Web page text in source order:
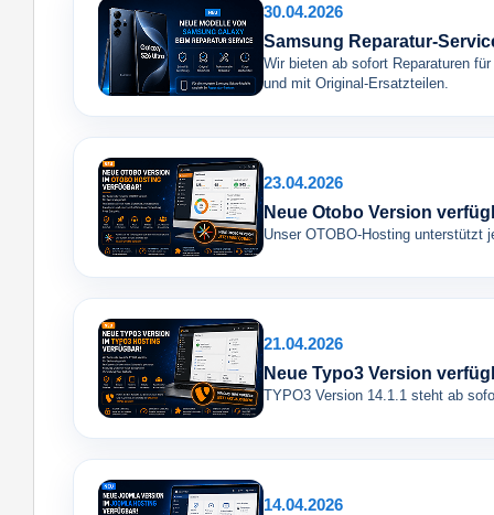
30.04.2026
Samsung Reparatur-
Wir bieten ab sofort Reparaturen
und mit Original-Ersatzteilen.
23.04.2026
Neue Otobo Version
Unser OTOBO-Hosting unterstützt
21.04.2026
Neue Typo3 Version
TYPO3 Version 14.1.1 steht ab
14.04.2026